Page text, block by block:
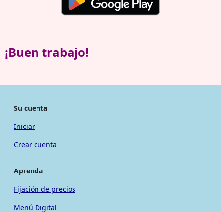
¡Buen trabajo!
Su cuenta
Iniciar
Crear cuenta
Aprenda
Fijación de precios
Menú Digital